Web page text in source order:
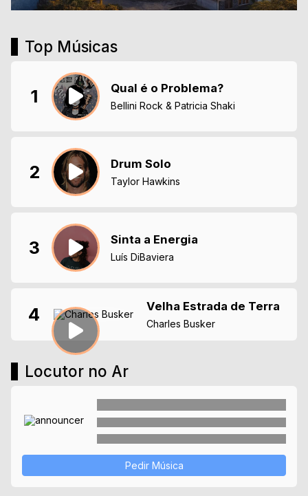
Top Músicas
1 Qual é o Problema?
Bellini Rock & Patricia Shaki
2 Drum Solo
Taylor Hawkins
3 Sinta a Energia
Luís DiBaviera
4 Velha Estrada de Terra
Charles Busker
Locutor no Ar
Pedir Música